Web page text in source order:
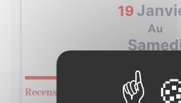
19
Au
Recensement de la population